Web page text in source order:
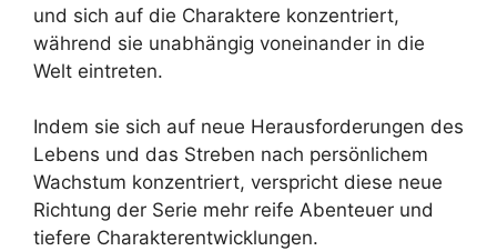
und sich auf die Charaktere konzentriert,
während sie unabhängig voneinander in die
Welt eintreten.
Indem sie sich auf neue Herausforderungen des
Lebens und das Streben nach persönlichem
Wachstum konzentriert, verspricht diese neue
Richtung der Serie mehr reife Abenteuer und
tiefere Charakterentwicklungen.